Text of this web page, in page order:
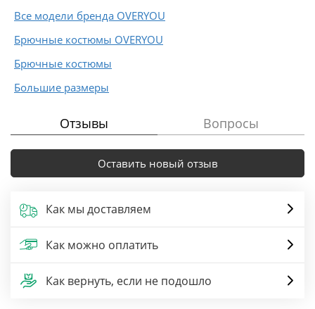
Все модели бренда OVERYOU
Брючные костюмы OVERYOU
Брючные костюмы
Большие размеры
Отзывы Вопросы
Оставить новый отзыв
Как мы доставляем
Как можно оплатить
Как вернуть, если не подошло